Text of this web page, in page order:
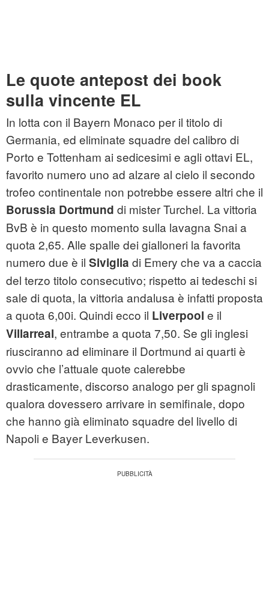
Le quote antepost dei book
sulla vincente EL
In lotta con il Bayern Monaco per il titolo di
Germania, ed eliminate squadre del calibro di
Porto e Tottenham ai sedicesimi e agli ottavi EL,
favorito numero uno ad alzare al cielo il secondo
trofeo continentale non potrebbe essere altri che il
Borussia Dortmund di mister Turchel. La vittoria
BvB è in questo momento sulla lavagna Snai a
quota 2,65. Alle spalle dei gialloneri la favorita
numero due è il Siviglia di Emery che va a caccia
del terzo titolo consecutivo; rispetto ai tedeschi si
sale di quota, la vittoria andalusa è infatti proposta
a quota 6,00i. Quindi ecco il Liverpool e il
Villarreal, entrambe a quota 7,50. Se gli inglesi
riusciranno ad eliminare il Dortmund ai quarti è
ovvio che l’attuale quote calerebbe
drasticamente, discorso analogo per gli spagnoli
qualora dovessero arrivare in semifinale, dopo
che hanno già eliminato squadre del livello di
Napoli e Bayer Leverkusen.